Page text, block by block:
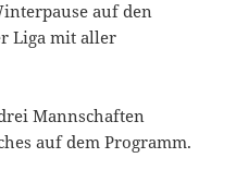
auf den
Liga mit aller
Mannschaften
auf dem Programm.